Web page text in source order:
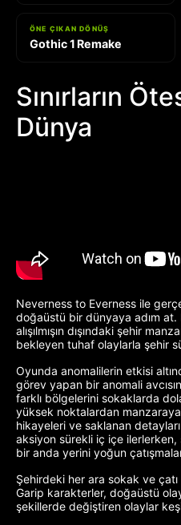
ÖNE ÇIKAN DÖNÜŞ
Gothic 1 Remake
Sınırların
Dünya
Neverness to Everness ile
doğaüstü bir dünyaya adım at.
alışılmışın dışındaki şehir
bekleyen tuhaf olaylarla şehir
Oyunda anomalilerin etkisi
görev yapan bir anomali
farklı bölgelerini sokaklarda
yüksek noktalardan
hikayeleri ve saklanan
aksiyon sürekli iç içe
bir anda yerini yoğun
Şehirdeki her ara sokak ve
Garip karakterler, doğaüstü
şekillerde değiştiren olaylar